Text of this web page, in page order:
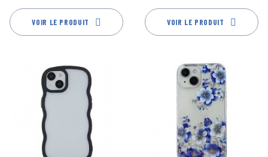
VOIR LE PRODUIT VOIR LE PRODUIT